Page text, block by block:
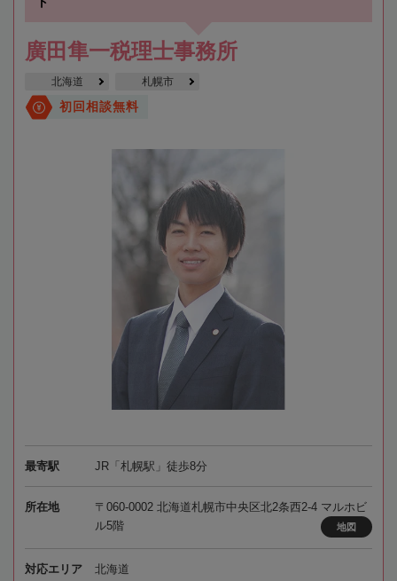
廣田隼一税理士事務所
北海道 札幌市
初回相談無料
最寄駅 JR「札幌駅」徒歩8分
所在地
〒060-0002 北海道札幌市中央区北2条西2-4 マルホビ
ル5階
地図
対応エリア 北海道